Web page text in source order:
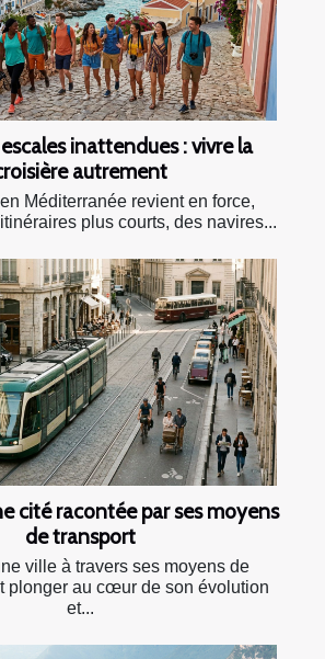
inattendues : vivre la
autrement
Méditerranée revient en force,
plus courts, des navires...
cité racontée par ses moyens
de transport
ville à travers ses moyens de
plonger au cœur de son évolution
et...